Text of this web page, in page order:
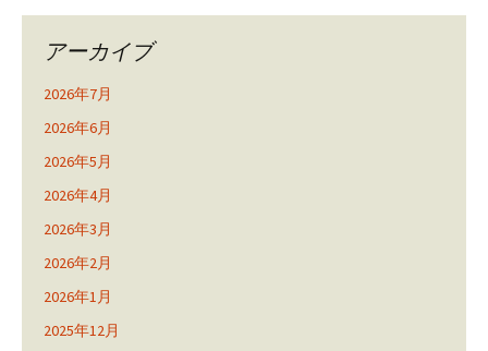
アーカイブ
2026年7月
2026年6月
2026年5月
2026年4月
2026年3月
2026年2月
2026年1月
2025年12月